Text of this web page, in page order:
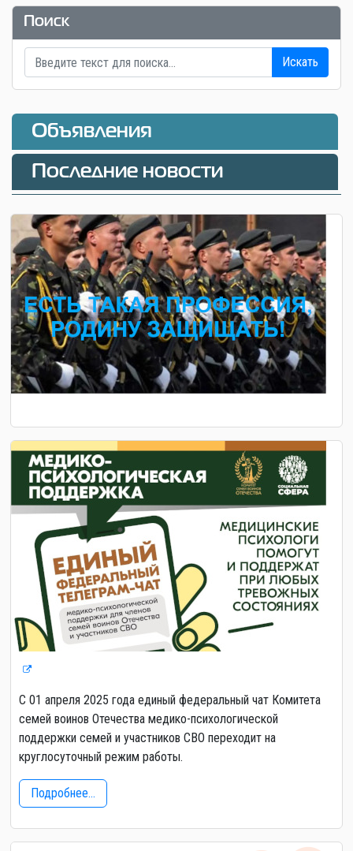
Поиск
Искать
Объявления
Последние новости
С 01 апреля 2025 года единый федеральный чат Комитета
семей воинов Отечества медико-психологической
поддержки семей и участников СВО переходит на
круглосуточный режим работы.
Подробнее...